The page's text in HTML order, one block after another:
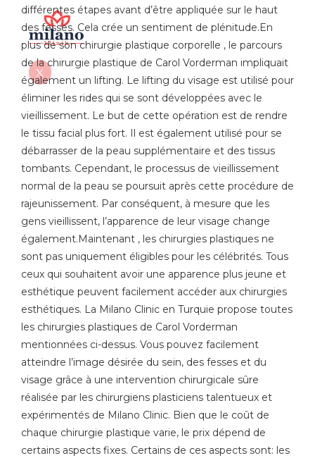
X
différentes étapes avant d’être appliquée sur le haut
des fesses. Cela crée un sentiment de plénitude.En
plus de son chirurgie plastique corporelle , le parcours
de la chirurgie plastique de Carol Vorderman impliquait
également un lifting. Le lifting du visage est utilisé pour
éliminer les rides qui se sont développées avec le
vieillissement. Le but de cette opération est de rendre
le tissu facial plus fort. Il est également utilisé pour se
débarrasser de la peau supplémentaire et des tissus
tombants. Cependant, le processus de vieillissement
normal de la peau se poursuit après cette procédure de
rajeunissement. Par conséquent, à mesure que les
gens vieillissent, l’apparence de leur visage change
également.Maintenant , les chirurgies plastiques ne
sont pas uniquement éligibles pour les célébrités. Tous
ceux qui souhaitent avoir une apparence plus jeune et
esthétique peuvent facilement accéder aux chirurgies
esthétiques. La Milano Clinic en Turquie propose toutes
les chirurgies plastiques de Carol Vorderman
mentionnées ci-dessus. Vous pouvez facilement
atteindre l’image désirée du sein, des fesses et du
visage grâce à une intervention chirurgicale sûre
réalisée par les chirurgiens plasticiens talentueux et
expérimentés de Milano Clinic. Bien que le coût de
chaque chirurgie plastique varie, le prix dépend de
certains aspects fixes. Certains de ces aspects sont: les